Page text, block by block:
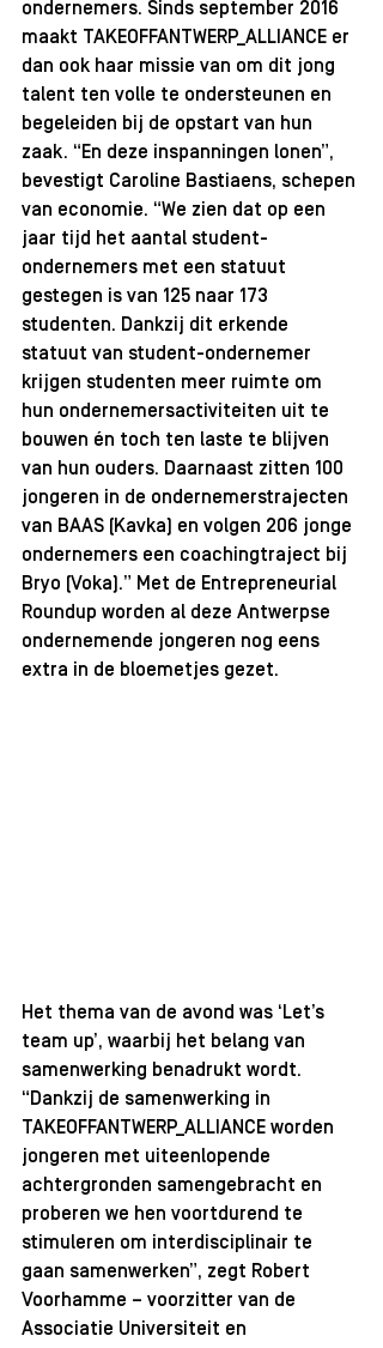
ondernemers. Sinds september 2016
maakt TAKEOFFANTWERP_ALLIANCE er
dan ook haar missie van om dit jong
talent ten volle te ondersteunen en
begeleiden bij de opstart van hun
zaak. “En deze inspanningen lonen”,
bevestigt Caroline Bastiaens, schepen
van economie. “We zien dat op een
jaar tijd het aantal student-
ondernemers met een statuut
gestegen is van 125 naar 173
studenten. Dankzij dit erkende
statuut van student-ondernemer
krijgen studenten meer ruimte om
hun ondernemersactiviteiten uit te
bouwen én toch ten laste te blijven
van hun ouders. Daarnaast zitten 100
jongeren in de ondernemerstrajecten
van BAAS (Kavka) en volgen 206 jonge
ondernemers een coachingtraject bij
Bryo (Voka).” Met de Entrepreneurial
Roundup worden al deze Antwerpse
ondernemende jongeren nog eens
extra in de bloemetjes gezet.
Het thema van de avond was ‘Let’s
team up’, waarbij het belang van
samenwerking benadrukt wordt.
“Dankzij de samenwerking in
TAKEOFFANTWERP_ALLIANCE worden
jongeren met uiteenlopende
achtergronden samengebracht en
proberen we hen voortdurend te
stimuleren om interdisciplinair te
gaan samenwerken”, zegt Robert
Voorhamme – voorzitter van de
Associatie Universiteit en